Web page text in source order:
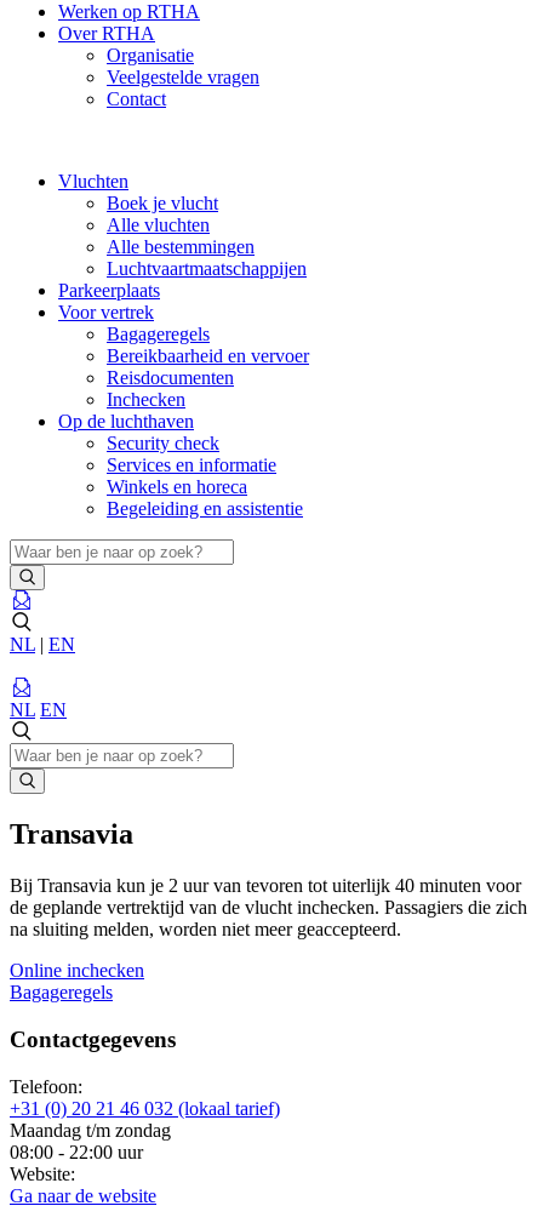
Werken op RTHA
Over RTHA
Organisatie
Veelgestelde vragen
Contact
Vluchten
Boek je vlucht
Alle vluchten
Alle bestemmingen
Luchtvaartmaatschappijen
Parkeerplaats
Voor vertrek
Bagageregels
Bereikbaarheid en vervoer
Reisdocumenten
Inchecken
Op de luchthaven
Security check
Services en informatie
Winkels en horeca
Begeleiding en assistentie
NL | EN
NL EN
Transavia
Bij Transavia kun je 2 uur van tevoren tot uiterlijk 40 minuten voor
de geplande vertrektijd van de vlucht inchecken. Passagiers die zich
na sluiting melden, worden niet meer geaccepteerd.
Online inchecken
Bagageregels
Contactgegevens
Telefoon:
+31 (0) 20 21 46 032 (lokaal tarief)
Maandag t/m zondag
08:00 - 22:00 uur
Website:
Ga naar de website